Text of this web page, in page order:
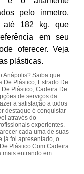
pelo inmetro,
até 182 kg, que
em seu
oferecer. Veja
plásticas.
Anápolis? Saiba que
De Plástico, Estrado De
Plástico, Cadeira De
de serviços da
a satisfação a todos
destaque é conquistar
através do
experientes.
cada uma de suas
já foi apresentado, o
Plástico Com Cadeira
mais entrando em